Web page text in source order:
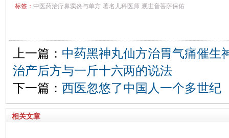
标签： 中医药治疗鼻窦炎与单方 著名儿科医师 观世音菩萨保佑
上一篇： 中药黑神丸仙方治胃气痛催生
治产后方与一斤十六两的说法
下一篇： 西医忽悠了中国人一个多世纪
相关文章